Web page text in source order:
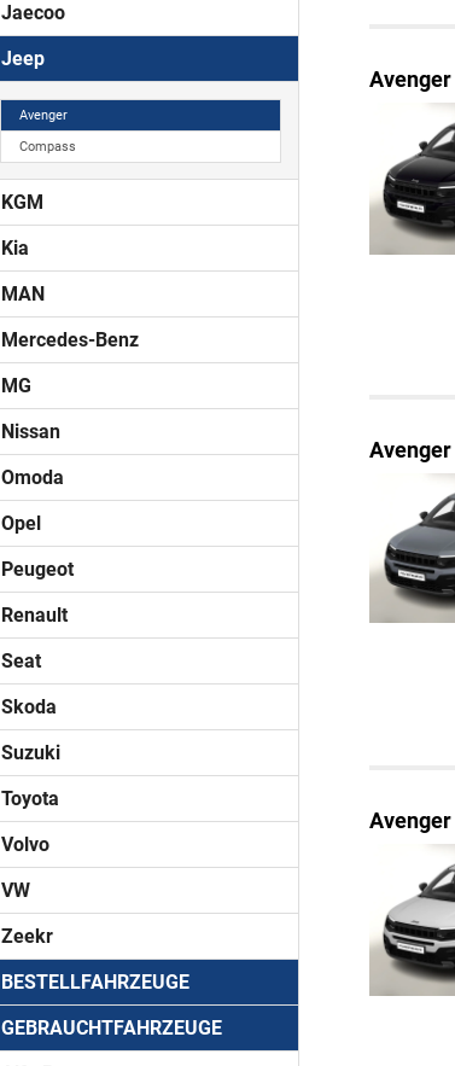
Avenger
Avenger
Avenger
Jaecoo
Jeep
Avenger
Compass
KGM
Kia
MAN
Mercedes-Benz
MG
Nissan
Omoda
Opel
Peugeot
Renault
Seat
Skoda
Suzuki
Toyota
Volvo
VW
Zeekr
BESTELLFAHRZEUGE
GEBRAUCHTFAHRZEUGE